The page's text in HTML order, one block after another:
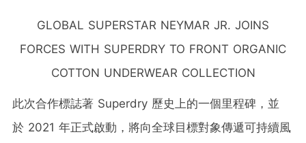
GLOBAL SUPERSTAR NEYMAR JR. JOINS
FORCES WITH SUPERDRY TO FRONT ORGANIC
COTTON UNDERWEAR COLLECTION
此次合作標誌著 Superdry 歷史上的一個里程碑，並
於 2021 年正式啟動，將向全球目標對象傳遞可持續風